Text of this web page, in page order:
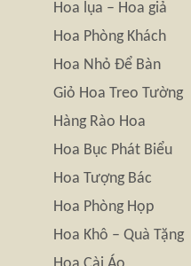
Hoa lụa – Hoa giả
Hoa Phòng Khách
Hoa Nhỏ Để Bàn
Giỏ Hoa Treo Tường
Hàng Rào Hoa
Hoa Bục Phát Biểu
Hoa Tượng Bác
Hoa Phòng Họp
Hoa Khô – Quà Tặng